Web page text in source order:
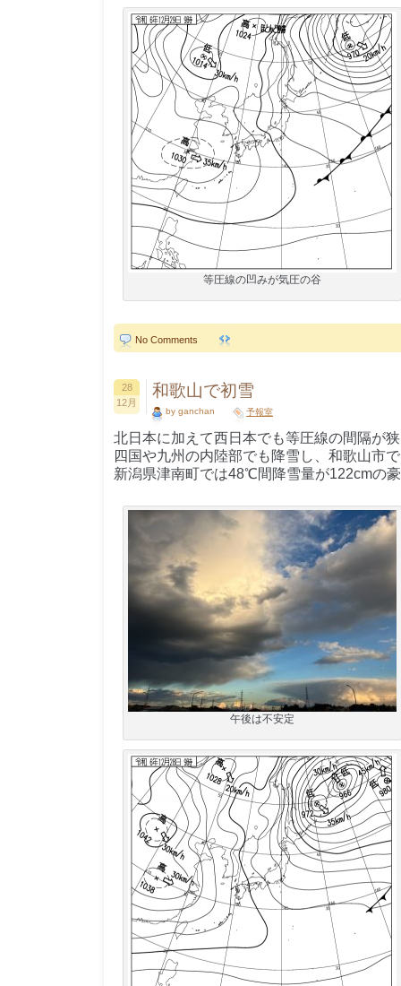
等圧線の凹みが気圧の谷
No Comments
28
12月
和歌山で初雪
by ganchan 予報室
北日本に加えて西日本でも等圧線の間隔が
四国や九州の内陸部でも降雪し、和歌山市
新潟県津南町では48℃間降雪量が122cmの
午後は不安定